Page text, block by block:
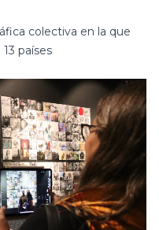
colectiva en la que
países